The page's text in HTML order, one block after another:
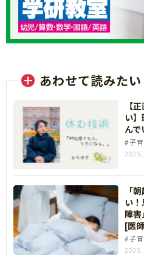
あわせて読みたい
【
い
んで
子
「
い
障害
[医
子